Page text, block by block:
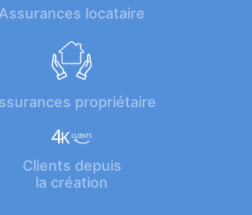
Assurances locataire
propriétaire
Clients depuis
la création